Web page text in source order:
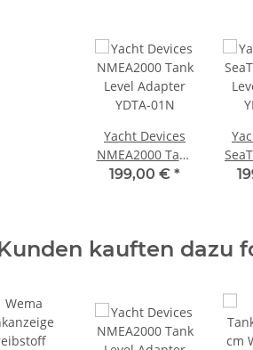
Yacht Devices
NMEA2000 Tank
Level Adapter
199,00 € *
kauften dazu